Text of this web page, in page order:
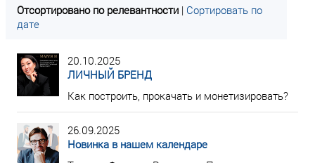
Отсортировано по релевантности | Сортировать по
дате
20.10.2025
ЛИЧНЫЙ БРЕНД
Как построить, прокачать и монетизировать?
26.09.2025
Новинка в нашем календаре